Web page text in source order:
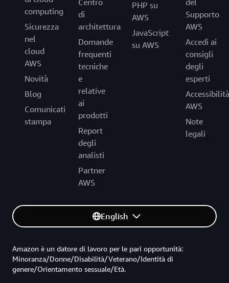
computing
Sicurezza
nel
cloud
AWS
Novità
Blog
Comunicati
stampa
Centro
di
architettura
Domande
frequenti
tecniche
e
relative
ai
prodotti
Report
degli
analisti
Partner
AWS
PHP su
AWS
JavaScript
su AWS
del
Supporto
AWS
Accedi ai
consigli
degli
esperti
Accessibilità
AWS
Note
legali
English
Amazon è un datore di lavoro per le pari opportunità:
Minoranza/Donne/Disabilità/Veterano/Identità di
genere/Orientamento sessuale/Età.